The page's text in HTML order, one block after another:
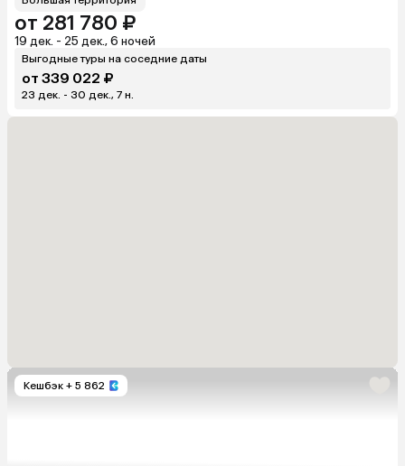
от 281 780 ₽
19 дек. - 25 дек., 6 ночей
Выгодные туры на соседние даты
от 339 022 ₽
23 дек. - 30 дек., 7 н.
Кешбэк + 5 862